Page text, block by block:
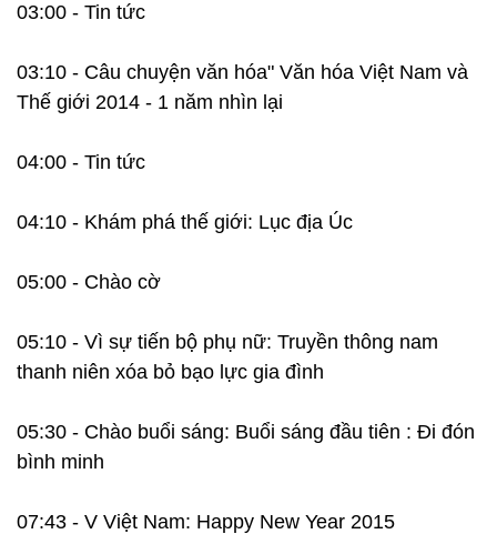
03:00 - Tin tức
03:10 - Câu chuyện văn hóa" Văn hóa Việt Nam và
Thế giới 2014 - 1 năm nhìn lại
04:00 - Tin tức
04:10 - Khám phá thế giới: Lục địa Úc
05:00 - Chào cờ
05:10 - Vì sự tiến bộ phụ nữ: Truyền thông nam
thanh niên xóa bỏ bạo lực gia đình
05:30 - Chào buổi sáng: Buổi sáng đầu tiên : Đi đón
bình minh
07:43 - V Việt Nam: Happy New Year 2015